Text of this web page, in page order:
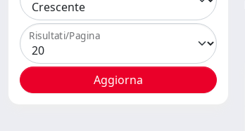
Risultati/Pagina